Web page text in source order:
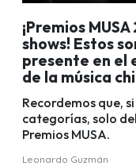
¡Premios
shows! Estos
presente en el
de la música
Recordemos que,
categorías, solo
Premios MUSA.
Leonardo Guzmán